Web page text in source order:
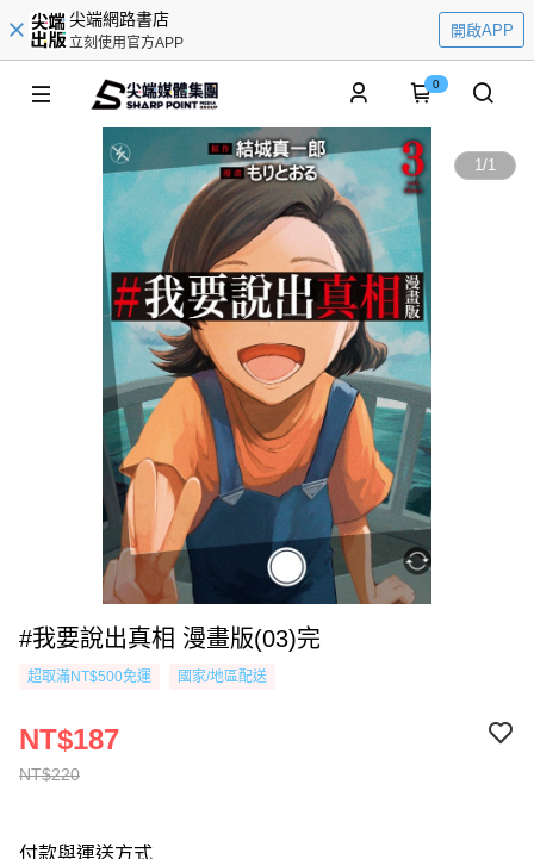
尖端網路書店
立刻使用官方APP
開啟APP
0
1/1
#我要說出真相 漫畫版(03)完
超取滿NT$500免運 國家/地區配送
NT$220
NT$187
付款與運送方式